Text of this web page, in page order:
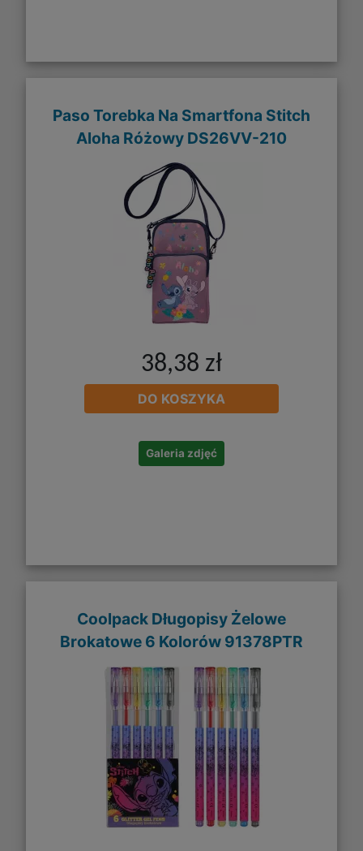
Paso Torebka Na Smartfona Stitch
Aloha Różowy DS26VV-210
38,38 zł
DO KOSZYKA
Galeria zdjęć
Coolpack Długopisy Żelowe
Brokatowe 6 Kolorów 91378PTR